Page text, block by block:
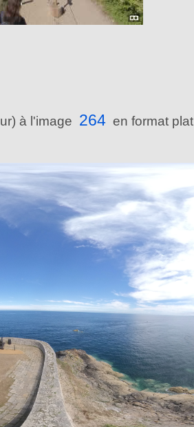
à l'image 264 en format plat